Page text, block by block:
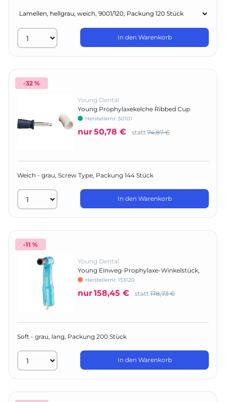
In den Warenkorb
-32 %
Young Dental
Young Prophylaxekelche Ribbed Cup
Herstellernr: 50101
nur50,78 € statt 74,87 €
Weich - grau, Screw Type, Packung 144 Stück
In den Warenkorb
-11 %
Young Dental
Young Einweg-Prophylaxe-Winkelstück,
Contra Turbo Plus™
Herstellernr: 153120
nur158,45 € statt 178,73 €
Soft - grau, lang, Packung 200 Stück
In den Warenkorb